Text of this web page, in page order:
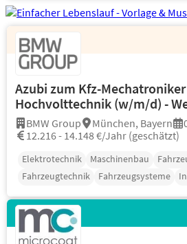
Azubi zum Kfz-
Hochvolttechnik (w/m/d) -
BMW Group München, Bayern
12.216 - 14.148 €/Jahr (geschätzt)
Elektrotechnik Maschinenbau
Fahrzeugtechnik
Fahrzeugsysteme